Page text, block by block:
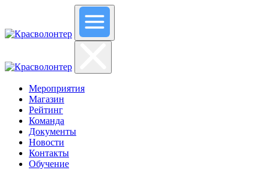
Мероприятия
Магазин
Рейтинг
Команда
Документы
Новости
Контакты
Обучение